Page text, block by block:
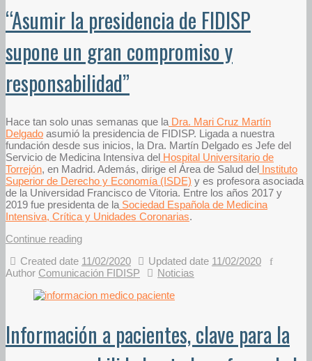
“Asumir la presidencia de FIDISP
supone un gran compromiso y
responsabilidad”
Hace tan solo unas semanas que la Dra. Mari Cruz Martín
Delgado asumió la presidencia de FIDISP. Ligada a nuestra
fundación desde sus inicios, la Dra. Martín Delgado es Jefe del
Servicio de Medicina Intensiva del Hospital Universitario de
Torrejón, en Madrid. Además, dirige el Área de Salud del Instituto
Superior de Derecho y Economía (ISDE) y es profesora asociada
de la Universidad Francisco de Vitoria. Entre los años 2017 y
2019 fue presidenta de la Sociedad Española de Medicina
Intensiva, Crítica y Unidades Coronarias.
Continue reading
Created date 11/02/2020 Updated date 11/02/2020
Author Comunicación FIDISP Noticias
Información a pacientes, clave para la